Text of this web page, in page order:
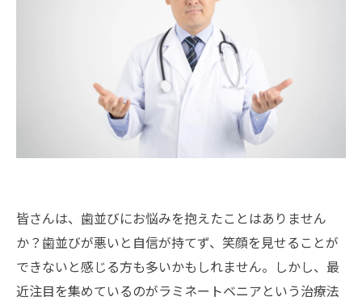
皆さんは、歯並びにお悩みを抱えたことはありません
か？歯並びが悪いと自信が持てず、笑顔を見せることが
できないと感じる方も多いかもしれません。しかし、最
近注目を集めているのがラミネートベニアという治療法